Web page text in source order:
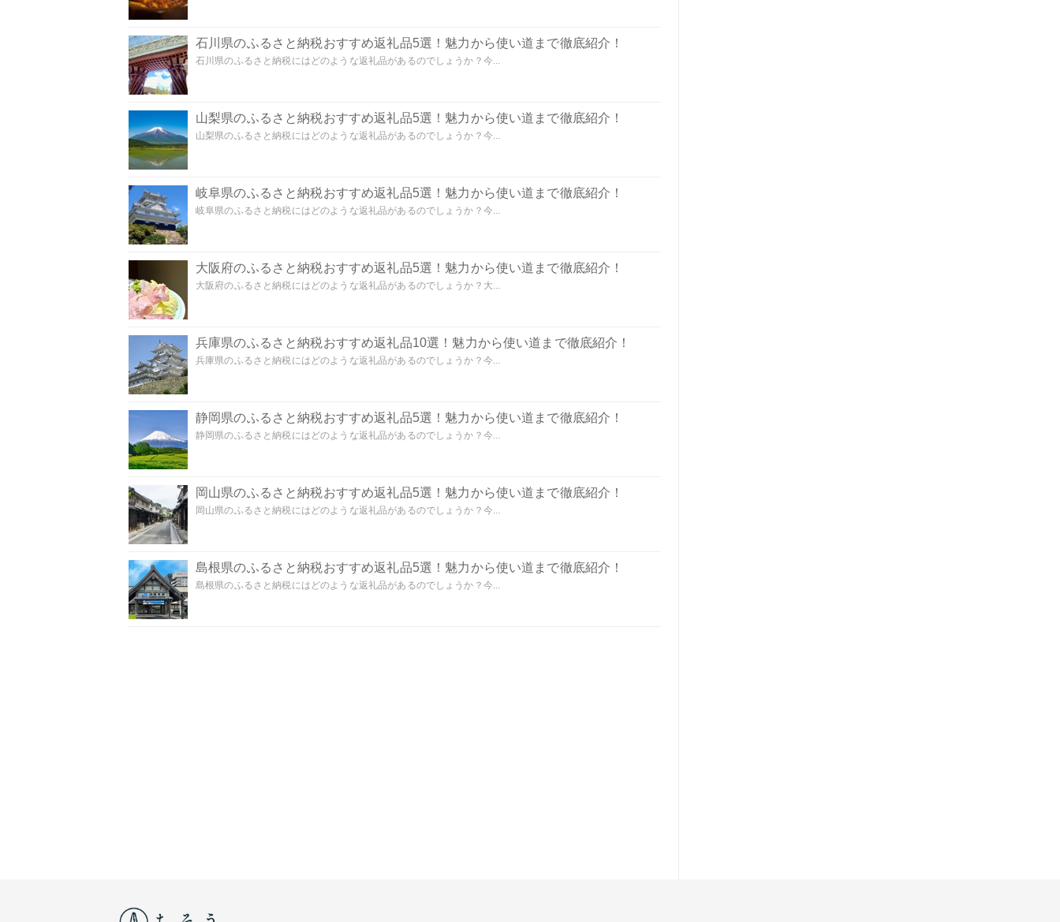
石川県のふるさと納税おすすめ返礼品5選！魅力から使い道まで徹底紹介！
石川県のふるさと納税にはどのような返礼品があるのでしょうか？今...
山梨県のふるさと納税おすすめ返礼品5選！魅力から使い道まで徹底紹介！
山梨県のふるさと納税にはどのような返礼品があるのでしょうか？今...
岐阜県のふるさと納税おすすめ返礼品5選！魅力から使い道まで徹底紹介！
岐阜県のふるさと納税にはどのような返礼品があるのでしょうか？今...
大阪府のふるさと納税おすすめ返礼品5選！魅力から使い道まで徹底紹介！
大阪府のふるさと納税にはどのような返礼品があるのでしょうか？大...
兵庫県のふるさと納税おすすめ返礼品10選！魅力から使い道まで徹底紹介！
兵庫県のふるさと納税にはどのような返礼品があるのでしょうか？今...
静岡県のふるさと納税おすすめ返礼品5選！魅力から使い道まで徹底紹介！
静岡県のふるさと納税にはどのような返礼品があるのでしょうか？今...
岡山県のふるさと納税おすすめ返礼品5選！魅力から使い道まで徹底紹介！
岡山県のふるさと納税にはどのような返礼品があるのでしょうか？今...
島根県のふるさと納税おすすめ返礼品5選！魅力から使い道まで徹底紹介！
島根県のふるさと納税にはどのような返礼品があるのでしょうか？今...